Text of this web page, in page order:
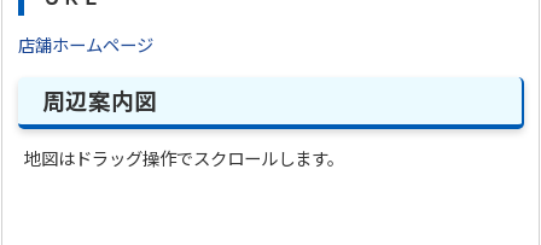
店舗ホームページ
周辺案内図
地図はドラッグ操作でスクロールします。